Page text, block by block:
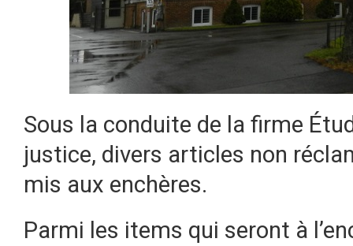
Sous la conduite de la firme
justice, divers articles non
mis aux enchères.
Parmi les items qui seront à